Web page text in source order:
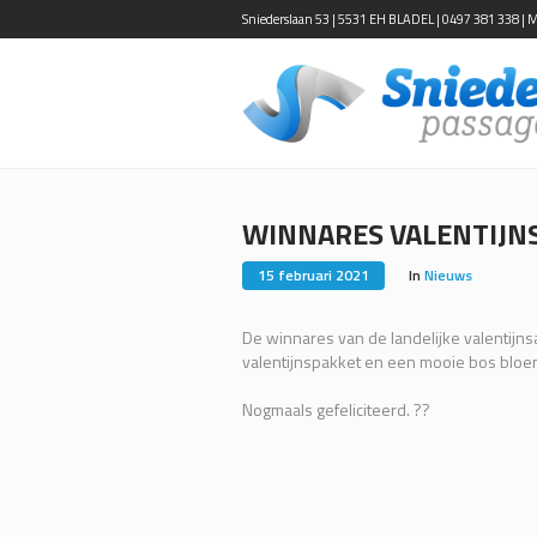
Sniederslaan 53 | 5531 EH BLADEL | 0497 381 338 |
WINNARES
15 februari 2021 In Nieuws
De winnares van de landelijke
valentijnspakket en een mooie bos
Nogmaals gefeliciteerd. ??